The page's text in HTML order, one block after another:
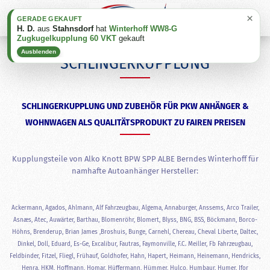
SCHLINGERKUPPLUNG
SCHLINGERKUPPLUNG UND ZUBEHÖR FÜR PKW ANHÄNGER &
WOHNWAGEN ALS QUALITÄTSPRODUKT ZU FAIREN PREISEN
Kupplungsteile von Alko Knott BPW SPP ALBE Berndes Winterhoff für
namhafte Autoanhänger Hersteller:
Ackermann, Agados, Ahlmann, Alf Fahrzeugbau, Algema, Annaburger, Anssems, Arco Trailer,
Asnæs, Atec, Auwärter, Barthau, Blomenröhr, Blomert, Blyss, BNG, BSS, Böckmann, Borco-
Höhns, Brenderup, Brian James ,Broshuis, Bunge, Carnehl, Chereau, Cheval Liberte, Daltec,
Dinkel, Doll, Eduard, Es-Ge, Excalibur, Fautras, Faymonville, F.C. Meiller, Fb Fahrzeugbau,
Feldbinder, Fitzel, Fliegl, Frühauf, Goldhofer, Hahn, Hapert, Heimann, Heinemann, Hendricks,
Henra, HKM, Hoffmann, Homar, Hüffermann, Hümmer, Hulco, Humbaur, Humer, Ifor
×
GERADE GEKAUFT
H. D. aus Stahnsdorfhat Winterhoff WW8-G
Zugkugelkupplung 60 VKT gekauft
Ausblenden